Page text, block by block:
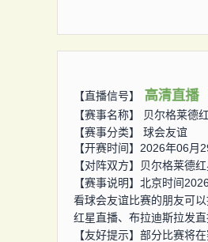
【直播信号】 高清直播
【赛事名称】
贝尔格莱德
【赛事分类】 球会友谊
【开赛时间】2026年06月
【对阵双方】
贝尔格莱德
【赛事说明】北京时间
看球会友谊比赛的朋友可
红星直播、布拉迪斯拉发
【友好提示】部分比赛将